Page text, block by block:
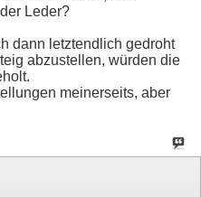
Leder?
dann letztendlich gedroht
abzustellen, würden die
meinerseits, aber